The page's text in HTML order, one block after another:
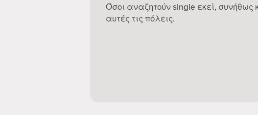
Όσοι αναζητούν single εκεί, συνήθως
αυτές τις πόλεις.